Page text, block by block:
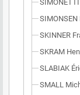
SIMONSEN
SKINNER
SKRAM
SLABIAK
SMALL